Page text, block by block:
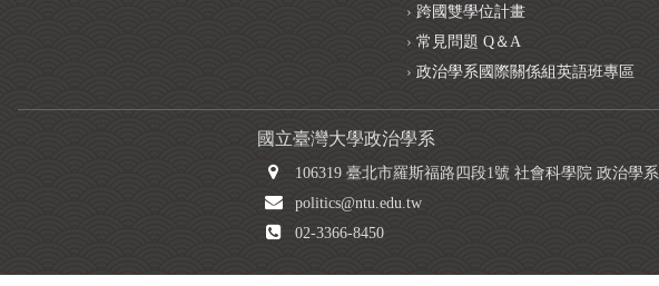
跨國雙學位計畫
常見問題 Q＆A
政治學系國際關係組英語班專區
國立臺灣大學政治學系
106319 臺北市羅斯福路四段1號 社會科學院 政治學系
politics@ntu.edu.tw
02-3366-8450